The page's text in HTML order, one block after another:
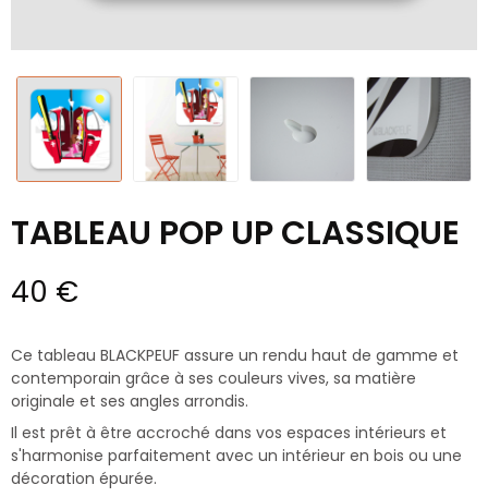
TABLEAU POP UP CLASSIQUE
40 €
Ce tableau BLACKPEUF assure un rendu haut de gamme et
contemporain grâce à ses couleurs vives, sa matière
originale et ses angles arrondis.
Il est prêt à être accroché dans vos espaces intérieurs et
s'harmonise parfaitement avec un intérieur en bois ou une
décoration épurée.